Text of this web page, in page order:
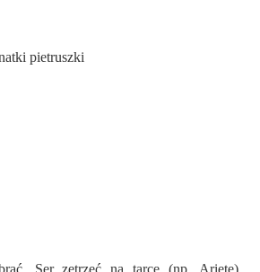
pietruszki
Ser zetrzeć na tarce (np. Ariete).